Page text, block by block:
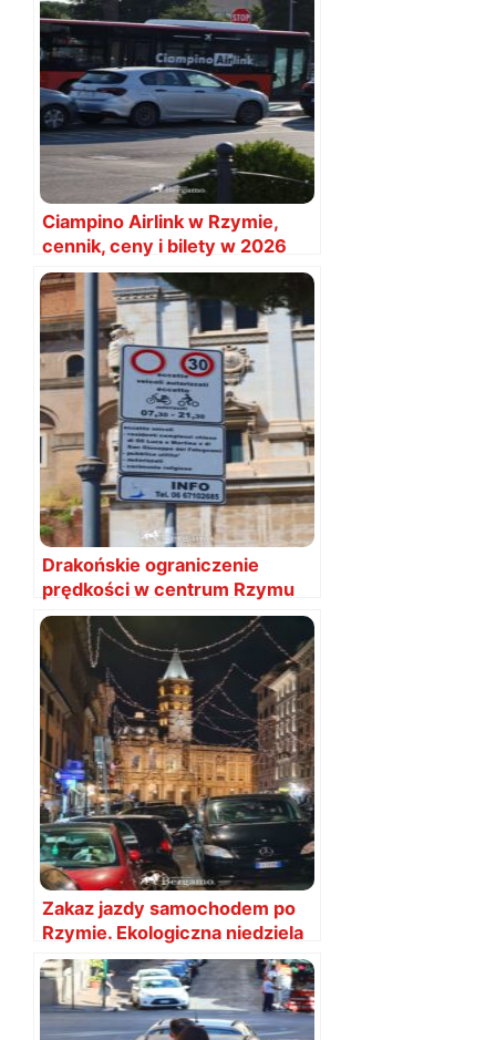
Ciampino Airlink w Rzymie,
cennik, ceny i bilety w 2026
roku
Drakońskie ograniczenie
prędkości w centrum Rzymu
od 15 stycznia
Zakaz jazdy samochodem po
Rzymie. Ekologiczna niedziela
trwa